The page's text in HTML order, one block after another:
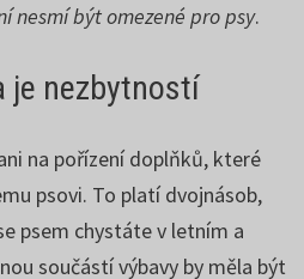
nesmí být omezené pro psy.
je nezbytností
na pořízení doplňků, které
psovi. To platí dvojnásob,
psem chystáte v letním a
součástí výbavy by měla být